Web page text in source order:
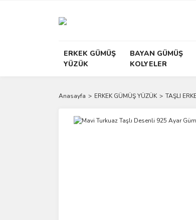
ERKEK GÜMÜŞ
YÜZÜK
BAYAN GÜMÜŞ
KOLYELER
Anasayfa ERKEK GÜMÜŞ YÜZÜK TAŞLI